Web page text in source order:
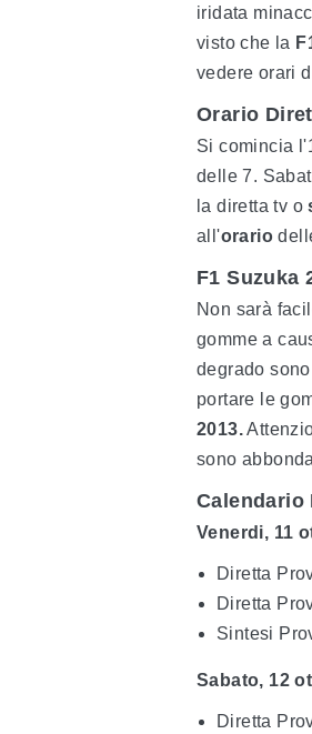
iridata
visto che la
vedere orari
Orario
Si comincia
delle 7.
la diretta tv o
all'orario
F1 Suzuka
Non sarà
gomme a
degrado
portare le
2013.
sono
Calendario
Venerdi, 11
Diretta
Diretta
Sintesi
Sabato, 12
Diretta